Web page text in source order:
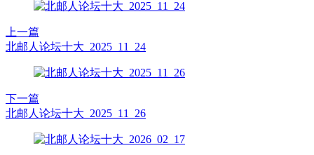
上一篇
北邮人论坛十大_2025_11_24
下一篇
北邮人论坛十大_2025_11_26